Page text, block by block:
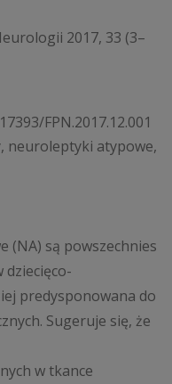
2017, 33 (3–
FPN.2017.12.001
neuroleptyki atypowe,
(NA) są powszechnies
predysponowana do
Sugeruje się, że
w tkance